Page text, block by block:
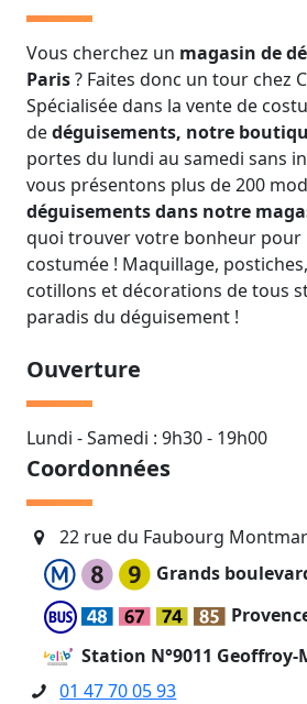
Vous cherchez un magasin de
Paris? Faites donc un tour chez
Spécialisée dans la vente de
dedéguisements, notre
portes du lundi au samedi sans
vous présentons plus de 200
déguisements dans notre
quoi trouver votre bonheur pour
costumée ! Maquillage,
cotillons et décorations de tous
paradis du déguisement !
Ouverture
Lundi - Samedi : 9h30 - 19h00
Coordonnées
22 rue du Faubourg
Grands
Station N°9011 Geoffroy-
01 47 70 05 93